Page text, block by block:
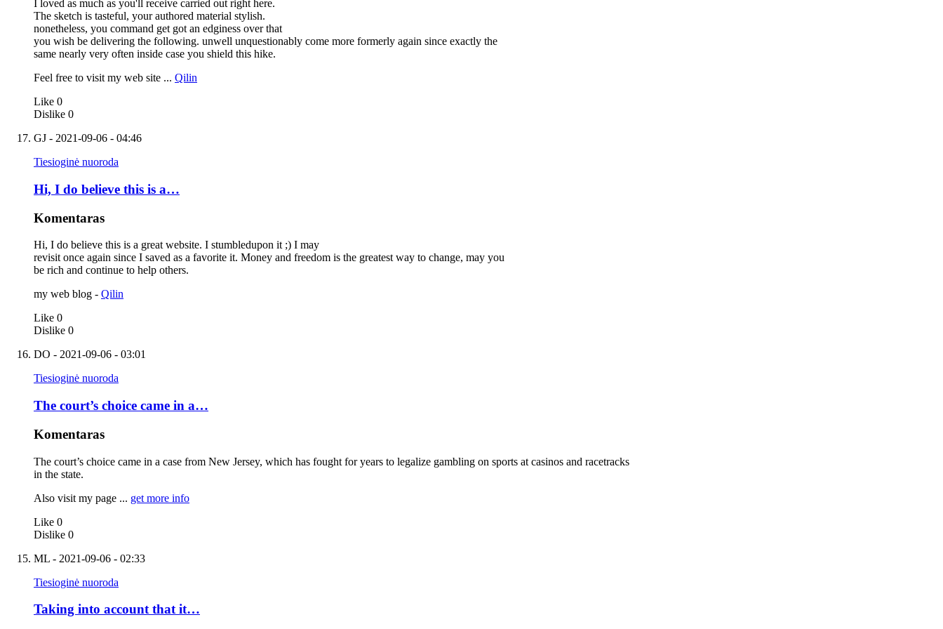
I loved as much as you'll receive carried out right here.
The sketch is tasteful, your authored material stylish.
nonetheless, you command get got an edginess over that
you wish be delivering the following. unwell unquestionably come more formerly again since exactly the
same nearly very often inside case you shield this hike.
Feel free to visit my web site ... Qilin
Like 0
Dislike 0
GJ - 2021-09-06 - 04:46
Tiesioginė nuoroda
Hi, I do believe this is a…
Komentaras
Hi, I do believe this is a great website. I stumbledupon it ;) I may
revisit once again since I saved as a favorite it. Money and freedom is the greatest way to change, may you
be rich and continue to help others.
my web blog - Qilin
Like 0
Dislike 0
DO - 2021-09-06 - 03:01
Tiesioginė nuoroda
The court’s choice came in a…
Komentaras
The court’s choice came in a case from New Jersey, which has fought for years to legalize gambling on sports at casinos and racetracks
in the state.
Also visit my page ... get more info
Like 0
Dislike 0
ML - 2021-09-06 - 02:33
Tiesioginė nuoroda
Taking into account that it…